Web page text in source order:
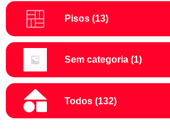
Pisos (13)
Sem categoria (1)
Todos (132)